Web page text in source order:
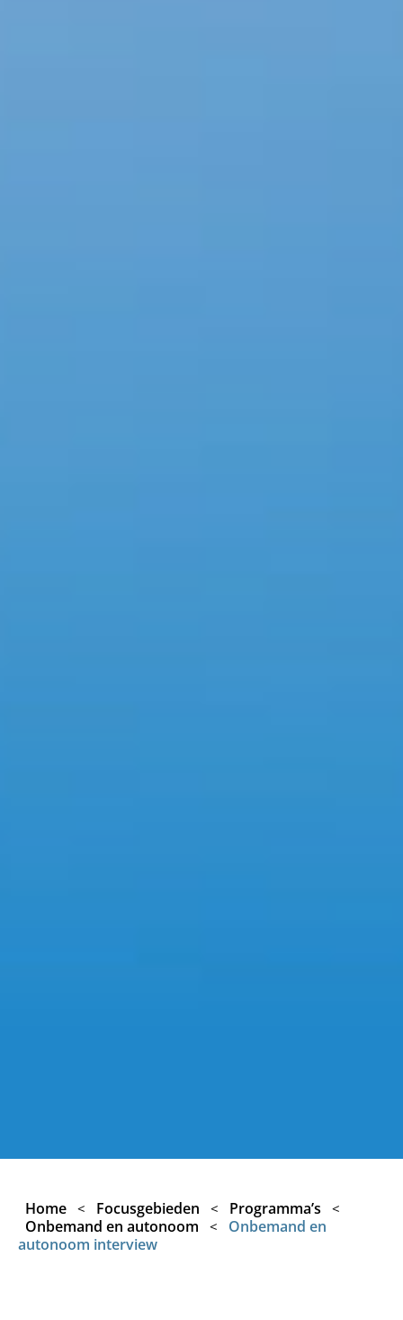
Home < Focusgebieden < Programma’s <
Onbemand en autonoom <
Onbemand en
autonoom interview